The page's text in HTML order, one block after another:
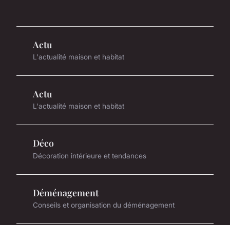
Actu
L'actualité maison et habitat
Actu
L'actualité maison et habitat
Déco
Décoration intérieure et tendances
Déménagement
Conseils et organisation du déménagement